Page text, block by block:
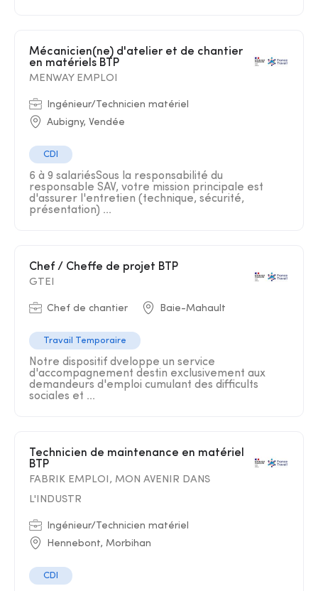
Mécanicien(ne) d'atelier et de chantier
en matériels BTP
MENWAY EMPLOI
Ingénieur/Technicien matériel
Aubigny, Vendée
CDI
6 à 9 salariésSous la responsabilité du
responsable SAV, votre mission principale est
d'assurer l'entretien (technique, sécurité,
présentation) ...
Chef / Cheffe de projet BTP
GTEI
Chef de chantier Baie-Mahault
Travail Temporaire
Notre dispositif dveloppe un service
d'accompagnement destin exclusivement aux
demandeurs d'emploi cumulant des difficults
sociales et ...
BTP
FABRIK EMPLOI, MON AVENIR DANS
L'INDUSTR
Ingénieur/Technicien matériel
Hennebont, Morbihan
CDI